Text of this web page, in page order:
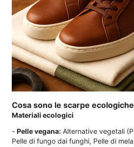
Cosa sono le scarpe
Materiali ecologici
- Pelle vegana: Alternative vegetali
Pelle di fungo dai funghi, Pelle di